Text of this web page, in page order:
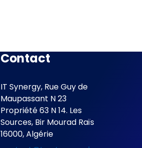
Contact
IT Synergy, Rue Guy de
Maupassant N 23
Propriété 63 N 14. Les
Sources, Bir Mourad Raïs
16000, Algérie